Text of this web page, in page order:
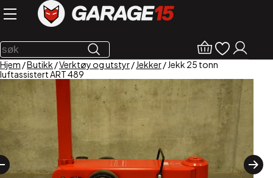
Hjem /Butikk /Verktøy og utstyr/Jekker/ Jekk 25 tonn
luftassistert ART 489